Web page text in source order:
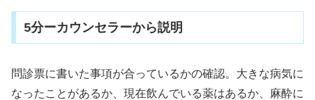
5分ーカウンセラーから説明
問診票に書いた事項が合っているかの確認。大きな病気に
なったことがあるか、現在飲んでいる薬はあるか、麻酔に